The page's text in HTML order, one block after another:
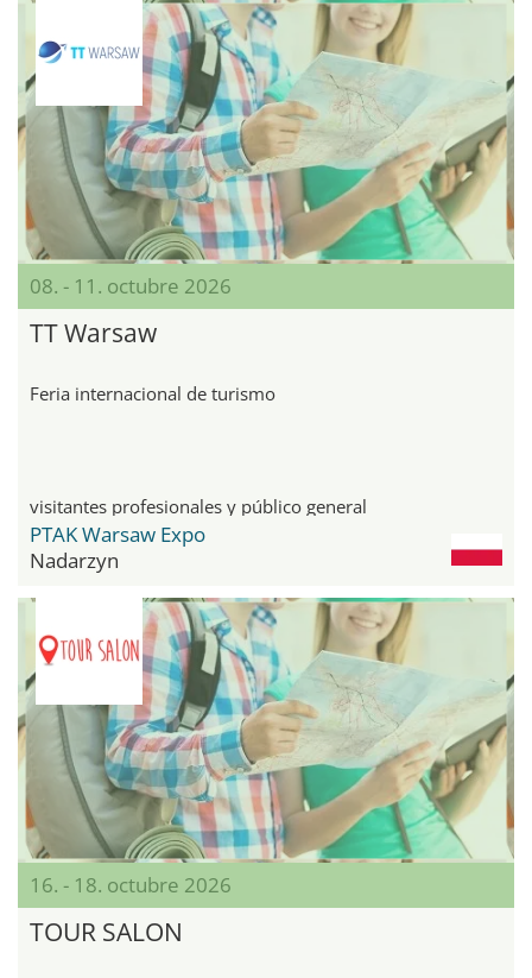
08. - 11. octubre 2026
TT Warsaw
Feria internacional de turismo
visitantes profesionales y público general
PTAK Warsaw Expo
Nadarzyn
16. - 18. octubre 2026
TOUR SALON